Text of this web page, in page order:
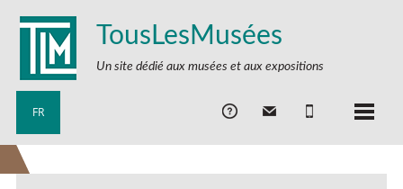
TousLesMusées
Un site dédié aux musées et aux expositions
FR